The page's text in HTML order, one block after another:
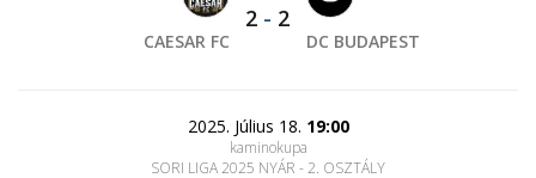
CAESAR FC
2 - 2
DC BUDAPEST
2025. Július 18. 19:00
kaminokupa
SORI LIGA 2025 NYÁR - 2. OSZTÁLY